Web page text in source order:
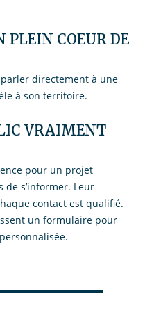
PLEIN COEUR DE
directement à une
à son territoire.
VRAIMENT
pour un projet
s’informer. Leur
contact est qualifié.
un formulaire pour